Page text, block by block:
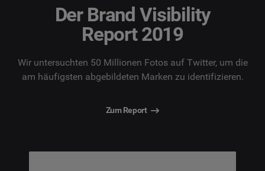
Der Brand Visibility
Report 2019
Wir untersuchten 50 Millionen Fotos auf Twitter, um die
am häufigsten abgebildeten Marken zu identifizieren.
Zum Report